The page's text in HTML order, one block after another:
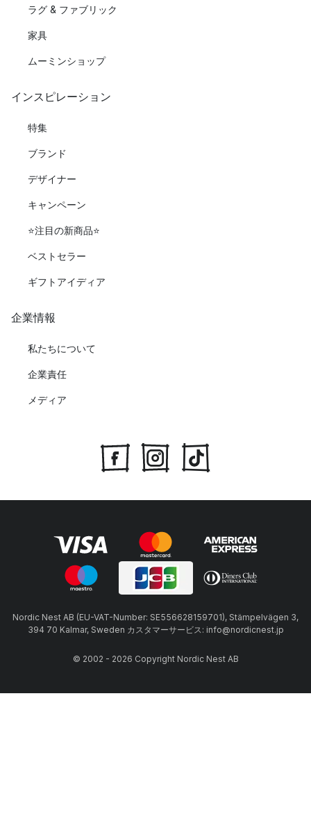
ラグ & ファブリック
家具
ムーミンショップ
インスピレーション
特集
ブランド
デザイナー
キャンペーン
⭐️注目の新商品⭐️
ベストセラー
ギフトアイディア
企業情報
私たちについて
企業責任
メディア
Nordic Nest AB (EU-VAT-Number: SE556628159701), Stämpelvägen 3,
394 70 Kalmar, Sweden カスタマーサービス: info@nordicnest.jp
© 2002 - 2026 Copyright Nordic Nest AB